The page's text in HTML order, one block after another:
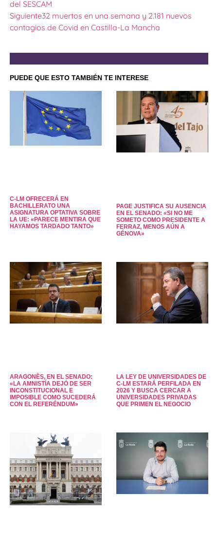
del SESCAM
Siguiente32 muertos en una semana y 2.181 nuevos
contagios de Covid en Castilla-La Mancha
PUEDE QUE ESTO TAMBIÉN TE INTERESE
C-LM OFRECERÁ EN
BACHILLERATO UNA
ASIGNATURA OPTATIVA SOBRE
LA UE: «PARECE MENTIRA QUE
HAYAMOS TARDADO TANTO»
PAGE JUSTIFICA SU AUSENCIA
EN EL SENADO: «SI NO ME
SOMETO COMO PRESIDENTE A
FERRAZ, MENOS AÚN A
GÉNOVA»
ARAGONÈS, EN EL SENADO:
«LA AMNISTÍA DEJÓ DE SER
INCONSTITUCIONAL E
IMPOSIBLE COMO SUCEDERÁ
CON EL REFERÉNDUM»
LA LEY DE UNIVERSIDADES DE
C-LM ESTARÁ PERFILADA EN
2026 Y BUSCA CERCAR A
UNIVERSIDADES PRIVADAS
QUE PRIMEN EL NEGOCIO